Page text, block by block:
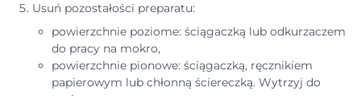
Usuń pozostałości preparatu:
powierzchnie poziome: ściągaczką lub odkurzaczem
do pracy na mokro,
powierzchnie pionowe: ściągaczką, ręcznikiem
papierowym lub chłonną ściereczką. Wytrzyj do